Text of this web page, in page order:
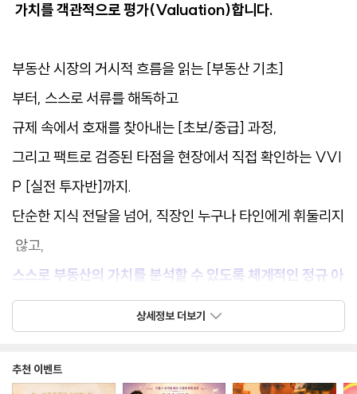
가치를 객관적으로 평가(Valuation)합니다.
부동산 시장의 거시적 흐름을 읽는 [부동산 기초]
부터, 스스로 서류를 해독하고
규제 속에서 호재를 찾아내는 [초보/중급] 과정,
그리고 팩트로 검증된 타점을 현장에서 직접 확인하는 VVI
P [실전 투자반]까지.
단순한 지식 전달을 넘어, 직장인 누구나 타인에게 휘둘리지
않고,
스스로 부동산의 가치를 분석할 수 있도록 체계적인 정규 아
카데미 시스템을 제공합니다.
[왜 토지 밸류랩 인가요?]
상세정보 더보기
추천 이벤트